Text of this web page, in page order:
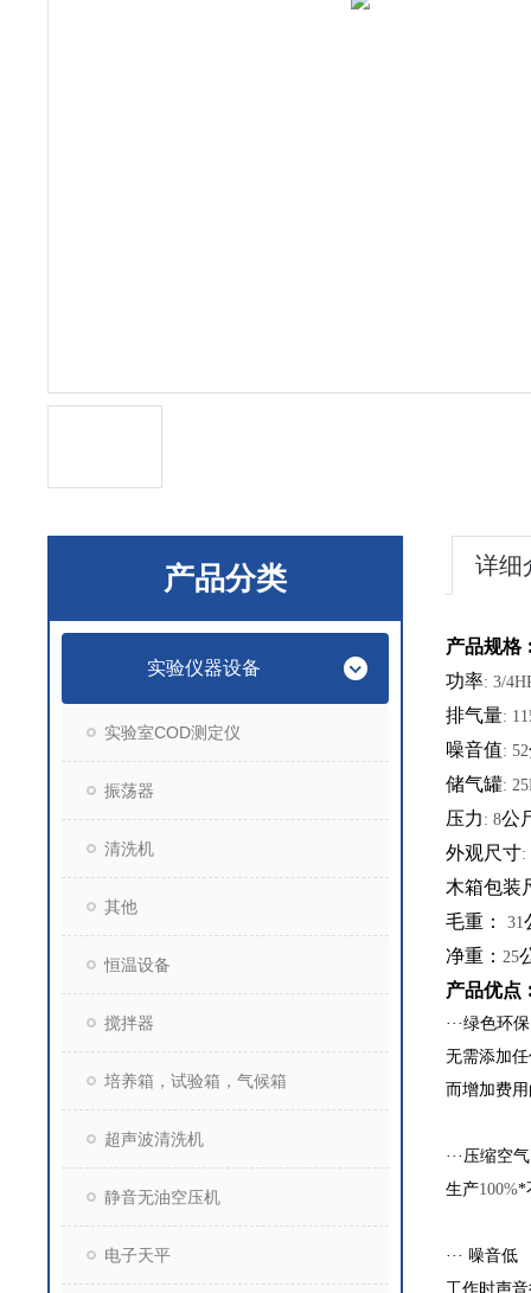
产品分类
实验仪器设备
实验室COD测定仪
振荡器
清洗机
其他
恒温设备
搅拌器
培养箱，试验箱，气候箱
超声波清洗机
静音无油空压机
电子天平
详细
产品规格
功率: 3/
排气量:
噪音值: 52
储气罐:
压力 : 8公
外观尺寸:
木箱包装
毛重：
31
净重： 25
产品优点
···绿色环保
无需添加
而增加费
···压缩空气
生产100%*
··· 噪音低
工作时声